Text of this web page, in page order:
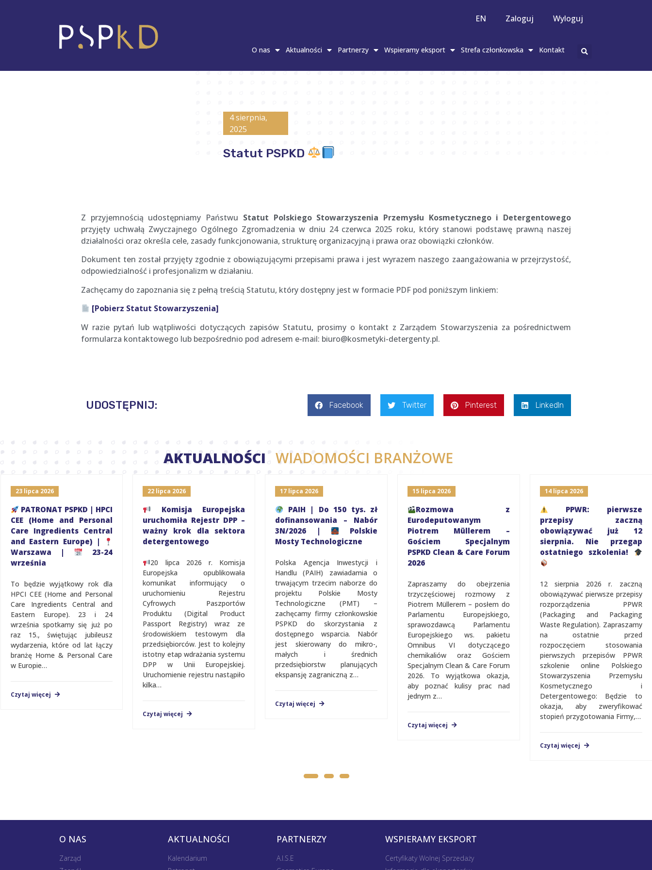
EN Zaloguj Wyloguj
O nas Aktualności Partnerzy Wspieramy eksport Strefa członkowska Kontakt
4 sierpnia,
2025
Statut PSPKD
Z przyjemnością udostępniamy Państwu Statut Polskiego Stowarzyszenia Przemysłu Kosmetycznego i Detergentowego
przyjęty uchwałą Zwyczajnego Ogólnego Zgromadzenia w dniu 24 czerwca 2025 roku, który stanowi podstawę prawną naszej
działalności oraz określa cele, zasady funkcjonowania, strukturę organizacyjną i prawa oraz obowiązki członków.
Dokument ten został przyjęty zgodnie z obowiązującymi przepisami prawa i jest wyrazem naszego zaangażowania w przejrzystość,
odpowiedzialność i profesjonalizm w działaniu.
Zachęcamy do zapoznania się z pełną treścią Statutu, który dostępny jest w formacie PDF pod poniższym linkiem:
[Pobierz Statut Stowarzyszenia]
W razie pytań lub wątpliwości dotyczących zapisów Statutu, prosimy o kontakt z Zarządem Stowarzyszenia za pośrednictwem
formularza kontaktowego lub bezpośrednio pod adresem e-mail: biuro@kosmetyki-detergenty.pl.
UDOSTĘPNIJ: Facebook Twitter Pinterest LinkedIn
AKTUALNOŚCI WIADOMOŚCI BRANŻOWE
23 lipca 2026
PATRONAT PSPKD | HPCI
CEE (Home and Personal
Care Ingredients Central
and Eastern Europe) |
Warszawa |
23-24
września
To będzie wyjątkowy rok dla
HPCI CEE (Home and Personal
Care Ingredients Central and
Eastern Europe). 23 i 24
września spotkamy się już po
raz 15., świętując jubileusz
wydarzenia, które od lat łączy
branżę Home & Personal Care
w Europie…
Czytaj więcej
22 lipca 2026
Komisja Europejska
uruchomiła Rejestr DPP –
ważny krok dla sektora
detergentowego
20 lipca 2026 r. Komisja
Europejska opublikowała
komunikat informujący o
uruchomieniu Rejestru
Cyfrowych Paszportów
Produktu (Digital Product
Passport Registry) wraz ze
środowiskiem testowym dla
przedsiębiorców. Jest to kolejny
istotny etap wdrażania systemu
DPP w Unii Europejskiej.
Uruchomienie rejestru nastąpiło
kilka…
Czytaj więcej
17 lipca 2026
PAIH | Do 150 tys. zł
dofinansowania – Nabór
3N/2026 |
Polskie
Mosty Technologiczne
Polska Agencja Inwestycji i
Handlu (PAIH) zawiadamia o
trwającym trzecim naborze do
projektu Polskie Mosty
Technologiczne (PMT) –
zachęcamy firmy członkowskie
PSPKD do skorzystania z
dostępnego wsparcia. Nabór
jest skierowany do mikro-,
małych i średnich
przedsiębiorstw planujących
ekspansję zagraniczną z…
Czytaj więcej
15 lipca 2026
Rozmowa z
Eurodeputowanym
Piotrem Müllerem –
Gościem Specjalnym
PSPKD Clean & Care Forum
2026
Zapraszamy do obejrzenia
trzyczęściowej rozmowy z
Piotrem Müllerem – posłem do
Parlamentu Europejskiego,
sprawozdawcą Parlamentu
Europejskiego ws. pakietu
Omnibus VI dotyczącego
chemikaliów oraz Gościem
Spec­­­­jalnym Clean & Care Forum
2026. To wyjątkowa okazja,
aby poznać kulisy prac nad
jednym z…
Czytaj więcej
14 lipca 2026
PPWR: pierwsze
przepisy zaczną
obowiązywać już 12
sierpnia. Nie przegap
ostatniego szkolenia!
12 sierpnia 2026 r. zaczną
obowiązywać pierwsze przepisy
rozporządzenia PPWR
(Packaging and Packaging
Waste Regulation). Zapraszamy
na ostatnie przed
rozpoczęciem stosowania
pierwszych przepisów PPWR
szkolenie online Polskiego
Stowarzyszenia Przemysłu
Kosmetycznego i
Detergentowego: Będzie to
okazja, aby zweryfikować
stopień przygotowania Firmy,…
Czytaj więcej
O NAS
Zarząd
AKTUALNOŚCI
Kalendarium
PARTNERZY
A.I.S.E
WSPIERAMY EKSPORT
Certyfikaty Wolnej Sprzedaży